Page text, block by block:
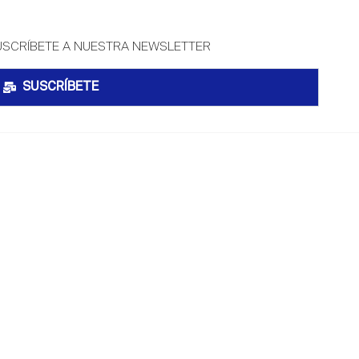
A NUESTRA NEWSLETTER
SUSCRÍBETE